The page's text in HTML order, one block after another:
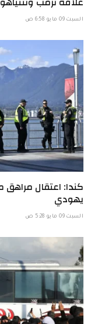
السبت 09 مايو 6:58 ص
كندا: اعتقال مراهق
يهودي
السبت 09 مايو 5:28 ص